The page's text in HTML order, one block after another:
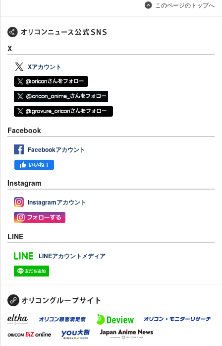
このページのトップへ
X
Xアカウント
Facebook
Facebookアカウント
Instagram
Instagramアカウント
LINE
LINEアカウントメディア